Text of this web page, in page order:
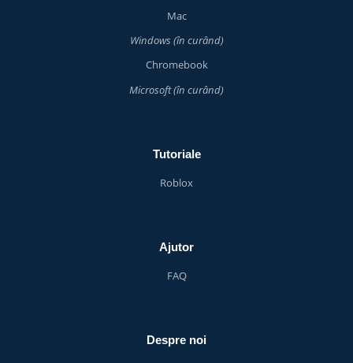
Mac
Windows (în curând)
Chromebook
Microsoft (în curând)
Tutoriale
Roblox
Ajutor
FAQ
Despre noi